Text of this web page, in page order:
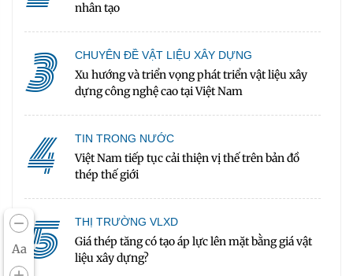
Aa
nhân tạo
3 CHUYÊN ĐỀ VẬT LIỆU XÂY DỰNG
Xu hướng và triển vọng phát triển vật liệu xây
dựng công nghệ cao tại Việt Nam
4 TIN TRONG NƯỚC
Việt Nam tiếp tục cải thiện vị thế trên bản đồ
thép thế giới
5 THỊ TRƯỜNG VLXD
Giá thép tăng có tạo áp lực lên mặt bằng giá vật
liệu xây dựng?